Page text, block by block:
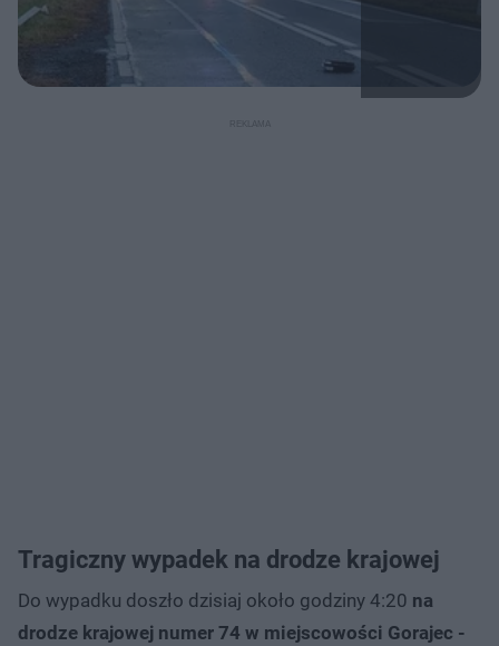
Tragiczny wypadek na drodze krajowej
Do wypadku doszło dzisiaj około godziny 4:20 na
drodze krajowej numer 74 w miejscowości Gorajec -